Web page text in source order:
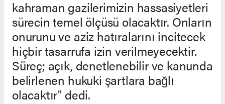
kahraman gazilerimizin hassasiyetleri
sürecin temel ölçüsü olacaktır. Onların
onurunu ve aziz hatıralarını incitecek
hiçbir tasarrufa izin verilmeyecektir.
Süreç; açık, denetlenebilir ve kanunda
belirlenen hukuki şartlara bağlı
olacaktır" dedi.